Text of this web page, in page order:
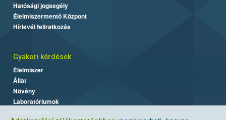
Hatósági jogsegély
Élelmiszermentő Központ
Hírlevél feliratkozás
Gyakori kérdések
Élelmiszer
Állat
Növény
Laboratóriumok